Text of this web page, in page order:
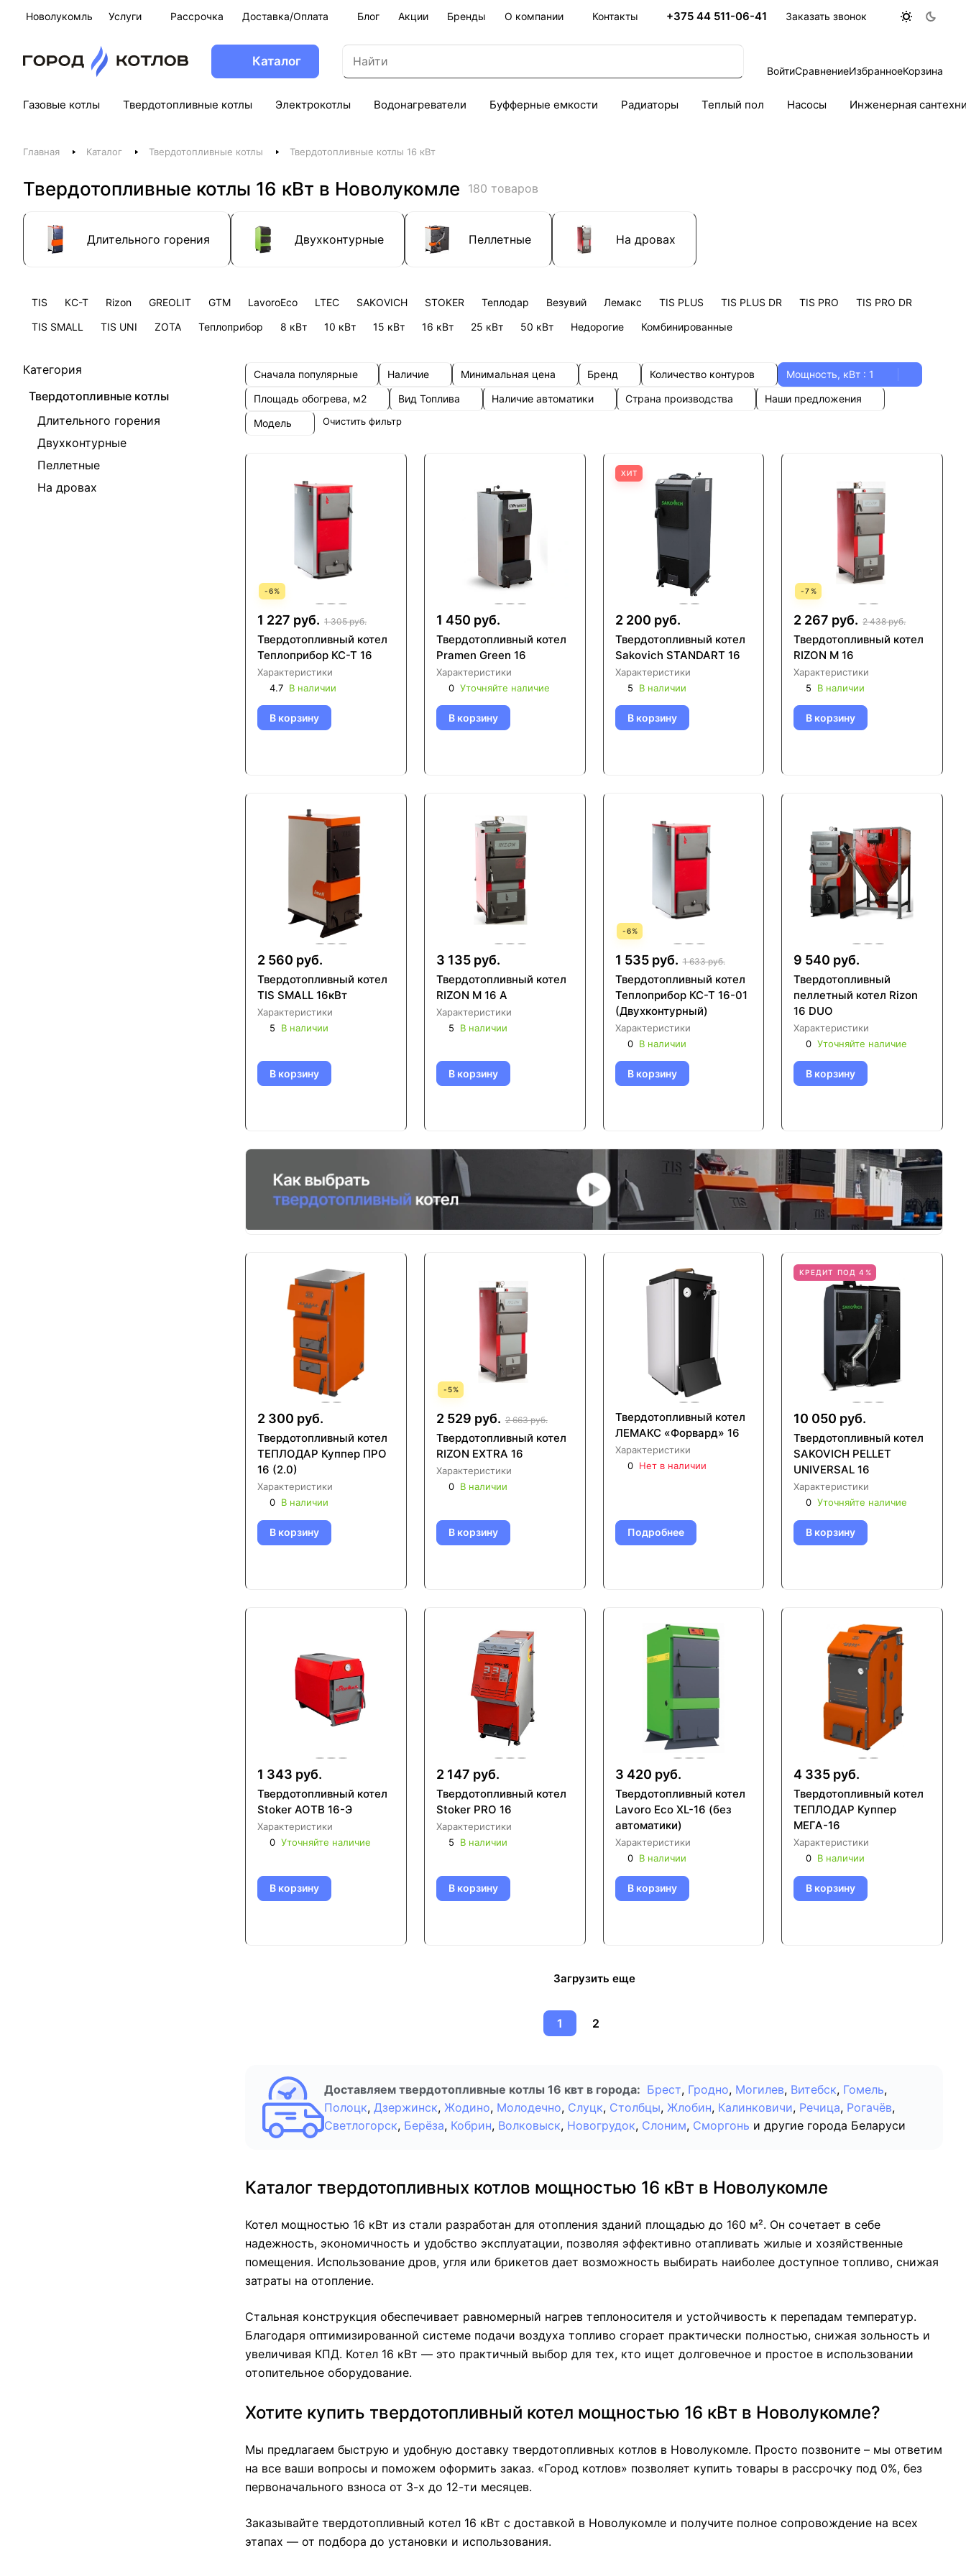
Новолукомль Услуги Рассрочка Доставка/Оплата Блог Акции Бренды О компании Контакты +375 44 511-06-41 Заказать звонок
Каталог
ВойтиСравнениеИзбранноеКорзина
Газовые котлы Твердотопливные котлы Электрокотлы Водонагреватели Буфферные емкости Радиаторы Теплый пол Насосы Инженерная
Главная Каталог Твердотопливные котлы Твердотопливные котлы 16 кВт
Твердотопливные котлы 16 кВт в Новолукомле 180 товаров
Длительного горения Двухконтурные Пеллетные На дровах
TIS КС-Т Rizon GREOLIT GTM LavoroEco LTEC SAKOVICH STOKER Теплодар Везувий Лемакс TIS PLUS TIS PLUS DR TIS PRO
TIS PRO DR
TIS SMALL
TIS UNI ZOTA Теплоприбор 8 кВт 10 кВт 15 кВт 16 кВт 25 кВт 50 кВт Недорогие Комбинированные
Категория
Твердотопливные котлы
Длительного горения
Двухконтурные
Пеллетные
На дровах
Сначала популярные Наличие Минимальная цена Бренд Количество контуров Мощность, кВт : 1
Площадь обогрева, м2
Вид Топлива Наличие автоматики Страна производства
Наши предложения
Модель
Очистить фильтр
-6%
1 227 руб. 1 305 руб.
Твердотопливный котел
Теплоприбор КС-Т 16
Характеристики
4.7 В наличии
В корзину
1 450 руб.
Твердотопливный котел
Pramen Green 16
Характеристики
0 Уточняйте наличие
В корзину
ХИТ
2 200 руб.
Твердотопливный котел
Sakovich STANDART 16
Характеристики
5
В наличии
В корзину
-7%
2 267 руб. 2 438 руб.
Твердотопливный котел
RIZON М 16
Характеристики
5
В наличии
В корзину
2 560 руб.
Твердотопливный котел
TIS SMALL 16кВт
Характеристики
5
В наличии
В корзину
3 135 руб.
Твердотопливный котел
RIZON М 16 A
Характеристики
5
В наличии
В корзину
-6%
1 535 руб. 1 633 руб.
Твердотопливный котел
Теплоприбор КС-Т 16-01
(Двухконтурный)
Характеристики
0 В наличии
В корзину
9 540 руб.
Твердотопливный
пеллетный котел Rizon
16 DUO
Характеристики
0 Уточняйте наличие
В корзину
2 300 руб.
Твердотопливный котел
ТЕПЛОДАР Куппер ПРО
16 (2.0)
Характеристики
0 В наличии
В корзину
-5%
2 529 руб. 2 663 руб.
Твердотопливный котел
RIZON EXTRA 16
Характеристики
0 В наличии
В корзину
Твердотопливный котел
ЛЕМАКС «Форвард» 16
Характеристики
0 Нет в наличии
Подробнее
КРЕДИТ ПОД 4%
10 050 руб.
Твердотопливный котел
SAKOVICH PELLET
UNIVERSAL 16
Характеристики
0 Уточняйте наличие
В корзину
1 343 руб.
Твердотопливный котел
Stoker АОТВ 16-Э
Характеристики
0 Уточняйте наличие
В корзину
2 147 руб.
Твердотопливный котел
Stoker PRO 16
Характеристики
5
В наличии
В корзину
3 420 руб.
Твердотопливный котел
Lavoro Eco XL-16 (без
автоматики)
Характеристики
0 В наличии
В корзину
4 335 руб.
Твердотопливный котел
ТЕПЛОДАР Куппер
МЕГА-16
Характеристики
0 В наличии
В корзину
Загрузить еще
1 2
Доставляем твердотопливные котлы 16 квт в города: Брест, Гродно, Могилев, Витебск, Гомель,
Полоцк, Дзержинск, Жодино, Молодечно, Слуцк, Столбцы, Жлобин, Калинковичи, Речица, Рогачёв,
Светлогорск, Берёза, Кобрин, Волковыск, Новогрудок, Слоним, Сморгонь и другие города Беларуси
Каталог твердотопливных котлов мощностью 16 кВт в Новолукомле
Котел мощностью 16 кВт из стали разработан для отопления зданий площадью до 160 м². Он сочетает в себе
надежность, экономичность и удобство эксплуатации, позволяя эффективно отапливать жилые и хозяйственные
помещения. Использование дров, угля или брикетов дает возможность выбирать наиболее доступное топливо, снижая
затраты на отопление.
Стальная конструкция обеспечивает равномерный нагрев теплоносителя и устойчивость к перепадам температур.
Благодаря оптимизированной системе подачи воздуха топливо сгорает практически полностью, снижая зольность и
увеличивая КПД. Котел 16 кВт — это практичный выбор для тех, кто ищет долговечное и простое в использовании
отопительное оборудование.
Хотите купить твердотопливный котел мощностью 16 кВт в Новолукомле?
Мы предлагаем быструю и удобную доставку твердотопливных котлов в Новолукомле. Просто позвоните – мы ответим
на все ваши вопросы и поможем оформить заказ. «Город котлов» позволяет купить товары в рассрочку под 0%, без
первоначального взноса от 3-х до 12-ти месяцев.
Заказывайте твердотопливный котел 16 кВт с доставкой в Новолукомле и получите полное сопровождение на всех
этапах — от подбора до установки и использования.